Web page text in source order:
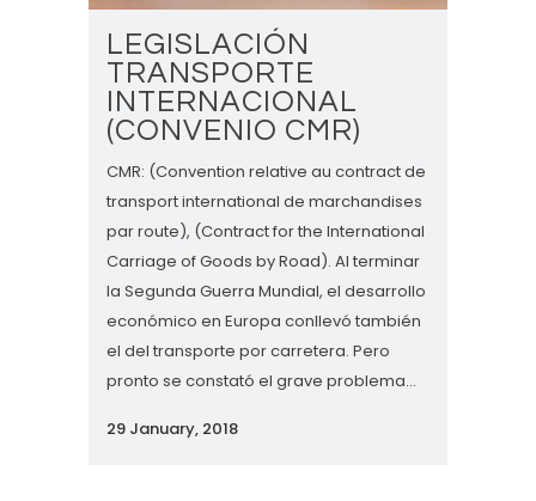
LEGISLACIÓN
TRANSPORTE
INTERNACIONAL
(CONVENIO CMR)
CMR: (Convention relative au contract de
transport international de marchandises
par route), (Contract for the International
Carriage of Goods by Road). Al terminar
la Segunda Guerra Mundial, el desarrollo
económico en Europa conllevó también
el del transporte por carretera. Pero
pronto se constató el grave problema...
29 January, 2018